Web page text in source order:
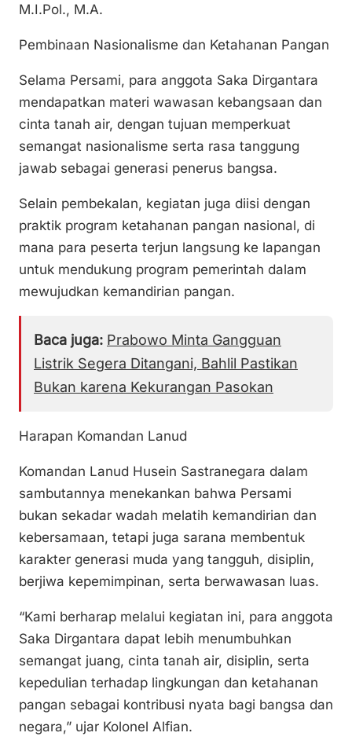
M.I.Pol., M.A.
Pembinaan Nasionalisme dan Ketahanan Pangan
Selama Persami, para anggota Saka Dirgantara
mendapatkan materi wawasan kebangsaan dan
cinta tanah air, dengan tujuan memperkuat
semangat nasionalisme serta rasa tanggung
jawab sebagai generasi penerus bangsa.
Selain pembekalan, kegiatan juga diisi dengan
praktik program ketahanan pangan nasional, di
mana para peserta terjun langsung ke lapangan
untuk mendukung program pemerintah dalam
mewujudkan kemandirian pangan.
Baca juga: Prabowo Minta Gangguan
Listrik Segera Ditangani, Bahlil Pastikan
Bukan karena Kekurangan Pasokan
Harapan Komandan Lanud
Komandan Lanud Husein Sastranegara dalam
sambutannya menekankan bahwa Persami
bukan sekadar wadah melatih kemandirian dan
kebersamaan, tetapi juga sarana membentuk
karakter generasi muda yang tangguh, disiplin,
berjiwa kepemimpinan, serta berwawasan luas.
“Kami berharap melalui kegiatan ini, para anggota
Saka Dirgantara dapat lebih menumbuhkan
semangat juang, cinta tanah air, disiplin, serta
kepedulian terhadap lingkungan dan ketahanan
pangan sebagai kontribusi nyata bagi bangsa dan
negara,” ujar Kolonel Alfian.